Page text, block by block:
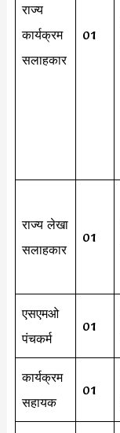
राज्य
कार्यक्रम
सलाहकार
01
राज्य लेखा
सलाहकार
01
एसएमओ
पंचकर्म
01
कार्यक्रम
सहायक
01